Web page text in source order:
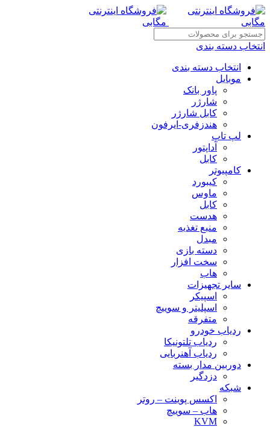
انتخاب دسته بندی
انتخاب دسته بندی
موبایل
پاور بانک
شارژر
کابل شارژر
هندزفری-ایرفون
لپ تاپ
آداپتور
کابل
کامپیوتر
کیبورد
ماوس
کابل
هدست
منبع تغذیه
مبدل
دسته بازی
سخت افزار
هاب
سایر تجهیزات
اسپیکر
اسپلیتر و سوییچ
متفرقه
ردیاب خودرو
ردیاب تلتونیکا
ردیاب آهنربایی
دوربین مدار بسته
دزدگیر
شبکه
اکسس پوینت – روتر
هاب – سوییچ
KVM